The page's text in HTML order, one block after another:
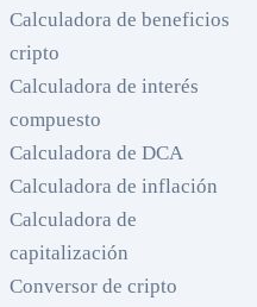
Calculadora de beneficios
cripto
Calculadora de interés
compuesto
Calculadora de DCA
Calculadora de inflación
Calculadora de
capitalización
Conversor de cripto